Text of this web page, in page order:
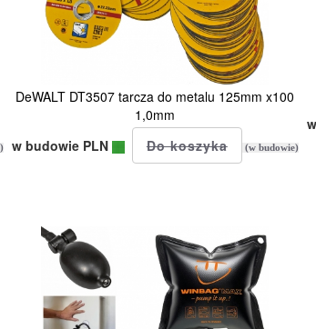
DeWALT DT3507 tarcza do metalu 125mm x100
1,0mm
w budowie PLN
(w budowie)